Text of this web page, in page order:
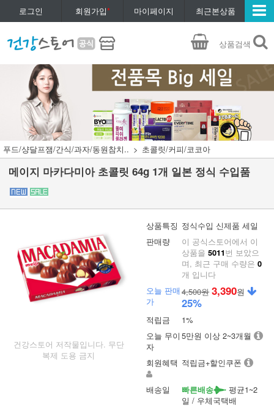
로그인 회원가입* 마이페이지 최근본상품
상품검색
푸드/샹달프잼/간식/과자/동원참치.. 초콜릿/커피/코코아
메이지 마카다미아 초콜릿 64g 1개 일본 정식 수입품
건강스토어 저작물입니다. 무단
복제 도용 금지
상품특징 정식수입 신제품 세일
판매량
이 공식스토어에서 이
상품을5011번 보았으
며, 최근 구매 수량은0
개 입니다
오늘 판매
가
4,500원 3,390원
25%
적립금
1%
오늘 무이
자
5만원 이상 2~3개월
회원혜택 적립금+할인쿠폰
배송일 빠른배송
평균1~2
일 / 우체국택배